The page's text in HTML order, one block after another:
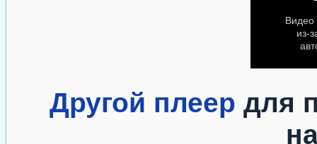
Другой плеер для